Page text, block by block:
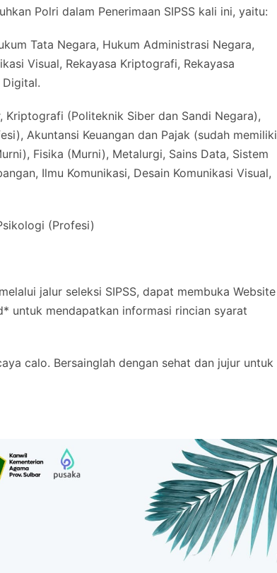
Polri dalam Penerimaan SIPSS kali ini, yaitu:
Tata Negara, Hukum Administrasi Negara,
Visual, Rekayasa Kriptografi, Rekayasa
Digital.
Kriptografi (Politeknik Siber dan Sandi Negara),
Akuntansi Keuangan dan Pajak (sudah memiliki
Fisika (Murni), Metalurgi, Sains Data, Sistem
Ilmu Komunikasi, Desain Komunikasi Visual,
(Profesi)
jalur seleksi SIPSS, dapat membuka Website
untuk mendapatkan informasi rincian syarat
calo. Bersainglah dengan sehat dan jujur untuk